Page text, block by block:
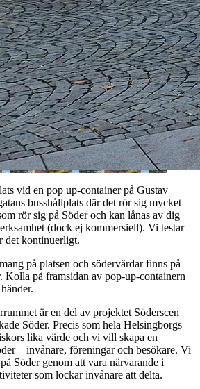
vid en pop up-container på Gustav
busshållplats där det rör sig mycket
rör sig på Söder och kan lånas av dig
(dock ej kommersiell). Vi testar
det kontinuerligt.
på platsen och södervärdar finns på
Kolla på framsidan av pop-up-containern
är en del av projektet Söderscen
Söder. Precis som hela Helsingborgs
lika värde och vi vill skapa en
– invånare, föreningar och besökare. Vi
Söder genom att vara närvarande i
som lockar invånare att delta.